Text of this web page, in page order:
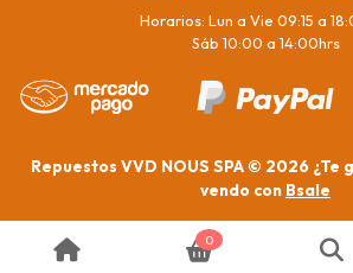
Horarios: Lun a Vie 09:15 a
Sáb 10:00 a 14:00hrs
Repuestos VVD NOUS SPA © 2026 ¿Te
vendo con Bsale
0